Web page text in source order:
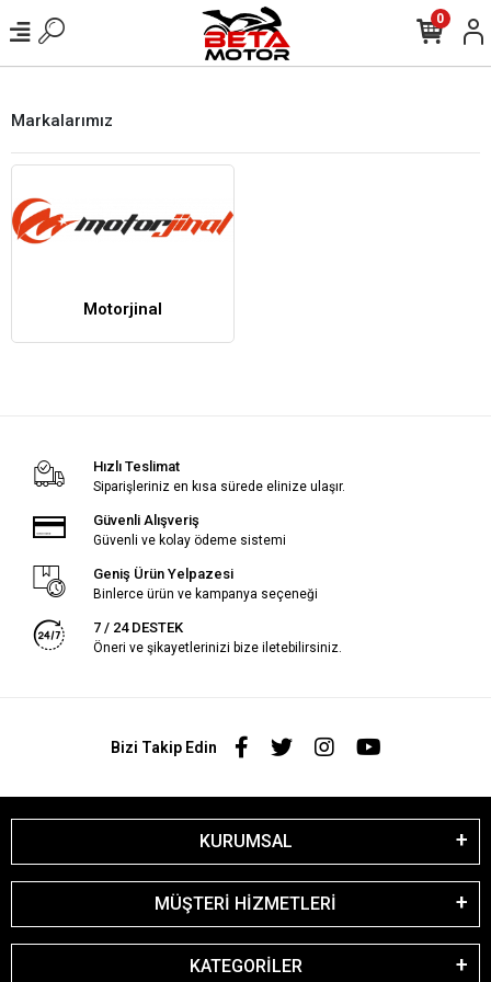
0
Markalarımız
Motorjinal
Hızlı Teslimat
Siparişleriniz en kısa sürede elinize ulaşır.
Güvenli Alışveriş
Güvenli ve kolay ödeme sistemi
Geniş Ürün Yelpazesi
Binlerce ürün ve kampanya seçeneği
7 / 24 DESTEK
Öneri ve şikayetlerinizi bize iletebilirsiniz.
Bizi Takip Edin
KURUMSAL
MÜŞTERİ HİZMETLERİ
KATEGORİLER